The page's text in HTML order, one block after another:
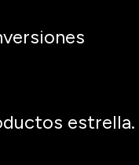
estrella.